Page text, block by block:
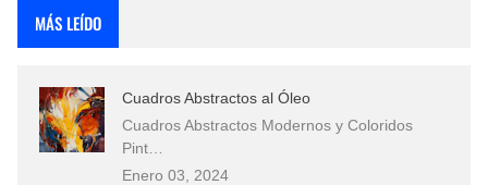
MÁS LEÍDO
Cuadros Abstractos al Óleo
Cuadros Abstractos Modernos y Coloridos
Pint…
Enero 03, 2024